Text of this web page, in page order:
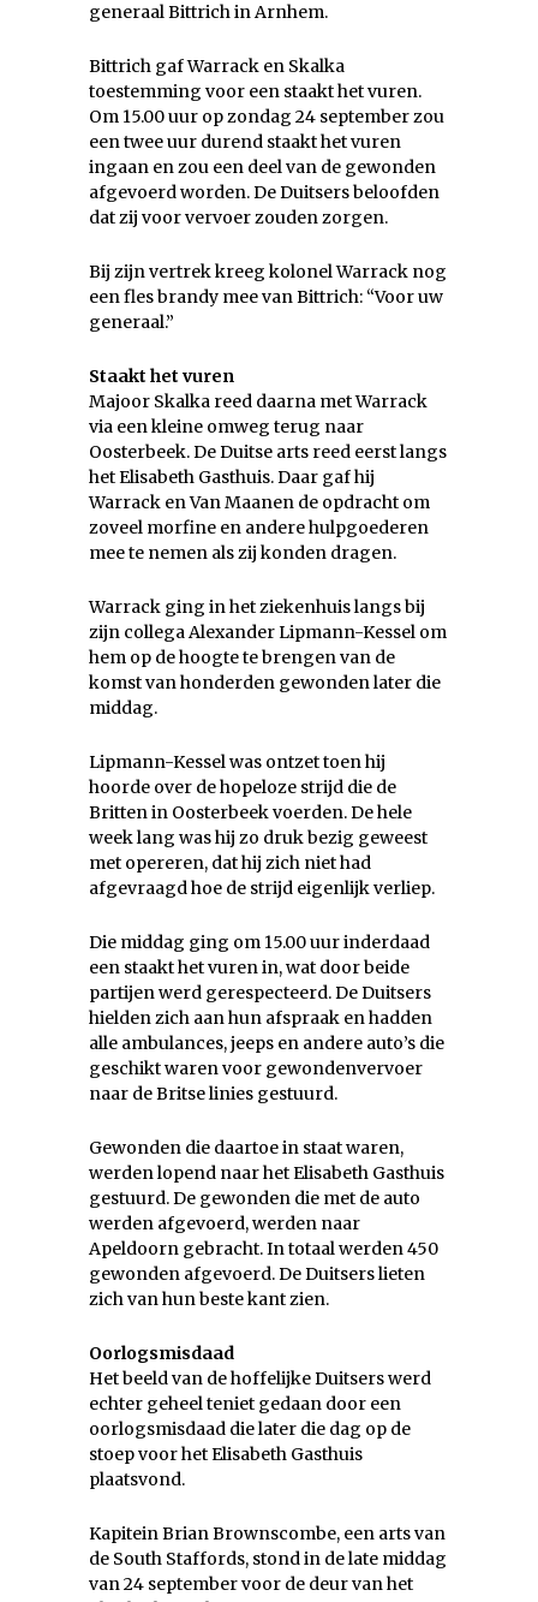
generaal Bittrich in Arnhem.
Bittrich gaf Warrack en Skalka
toestemming voor een staakt het vuren.
Om 15.00 uur op zondag 24 september zou
een twee uur durend staakt het vuren
ingaan en zou een deel van de gewonden
afgevoerd worden. De Duitsers beloofden
dat zij voor vervoer zouden zorgen.
Bij zijn vertrek kreeg kolonel Warrack nog
een fles brandy mee van Bittrich: “Voor uw
generaal.”
Staakt het vuren
Majoor Skalka reed daarna met Warrack
via een kleine omweg terug naar
Oosterbeek. De Duitse arts reed eerst langs
het Elisabeth Gasthuis. Daar gaf hij
Warrack en Van Maanen de opdracht om
zoveel morfine en andere hulpgoederen
mee te nemen als zij konden dragen.
Warrack ging in het ziekenhuis langs bij
zijn collega Alexander Lipmann-Kessel om
hem op de hoogte te brengen van de
komst van honderden gewonden later die
middag.
Lipmann-Kessel was ontzet toen hij
hoorde over de hopeloze strijd die de
Britten in Oosterbeek voerden. De hele
week lang was hij zo druk bezig geweest
met opereren, dat hij zich niet had
afgevraagd hoe de strijd eigenlijk verliep.
Die middag ging om 15.00 uur inderdaad
een staakt het vuren in, wat door beide
partijen werd gerespecteerd. De Duitsers
hielden zich aan hun afspraak en hadden
alle ambulances, jeeps en andere auto’s die
geschikt waren voor gewondenvervoer
naar de Britse linies gestuurd.
Gewonden die daartoe in staat waren,
werden lopend naar het Elisabeth Gasthuis
gestuurd. De gewonden die met de auto
werden afgevoerd, werden naar
Apeldoorn gebracht. In totaal werden 450
gewonden afgevoerd. De Duitsers lieten
zich van hun beste kant zien.
Oorlogsmisdaad
Het beeld van de hoffelijke Duitsers werd
echter geheel teniet gedaan door een
oorlogsmisdaad die later die dag op de
stoep voor het Elisabeth Gasthuis
plaatsvond.
Kapitein Brian Brownscombe, een arts van
de South Staffords, stond in de late middag
van 24 september voor de deur van het